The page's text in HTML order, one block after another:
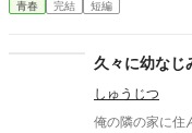
青春 完結 短編
久々に幼なじ
しゅうじつ
俺の隣の家に住